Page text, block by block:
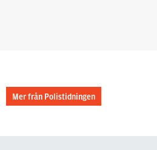
Mer från Polistidningen